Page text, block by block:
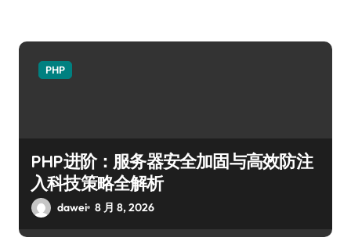
PHP
PHP进阶：服务器安全加固与高效防注
入科技策略全解析
dawei 8 月 8, 2026